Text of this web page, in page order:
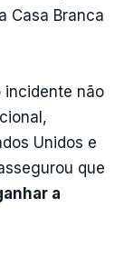
Casa Branca
incidente não
Unidos e
que
a